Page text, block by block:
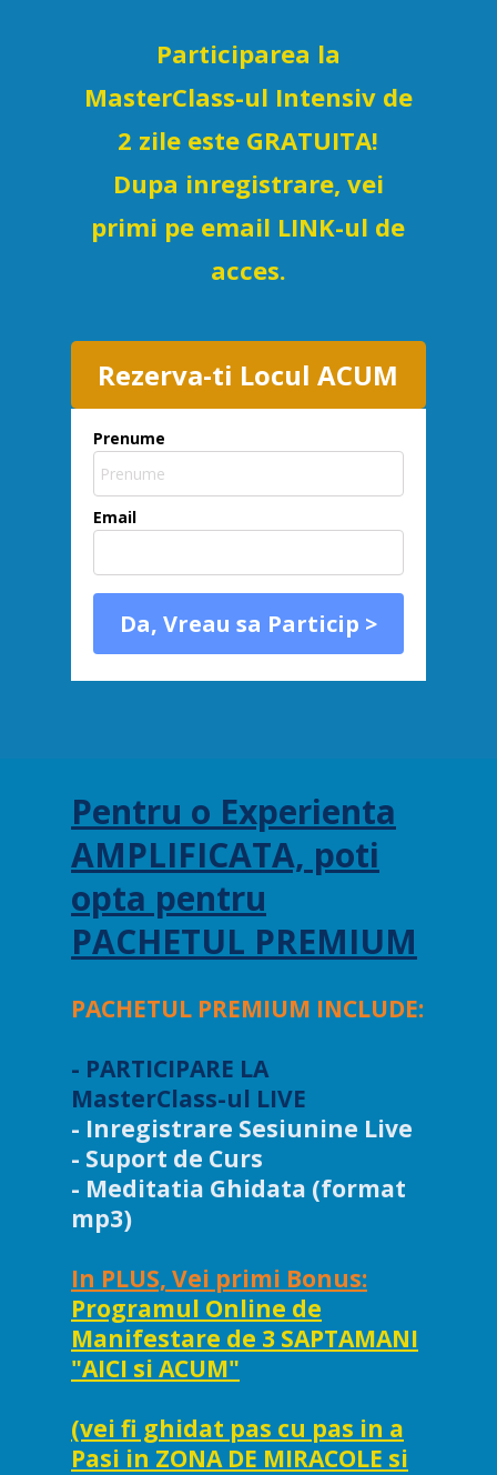
Participarea la
MasterClass-ul Intensiv de
2 zile este GRATUITA!
Dupa inregistrare, vei
primi pe email LINK-ul de
acces.
Rezerva-ti Locul ACUM
Prenume
Email
Da, Vreau sa Particip >
Pentru o Experienta
AMPLIFICATA, poti
opta pentru
PACHETUL PREMIUM
PACHETUL PREMIUM INCLUDE:
- PARTICIPARE LA
MasterClass-ul LIVE
- Inregistrare Sesiunine Live
- Suport de Curs
- Meditatia Ghidata (format
mp3)
In PLUS, Vei primi Bonus:
Programul Online de
Manifestare de 3 SAPTAMANI
"AICI si ACUM"
(vei fi ghidat pas cu pas in a
Pasi in ZONA DE MIRACOLE si